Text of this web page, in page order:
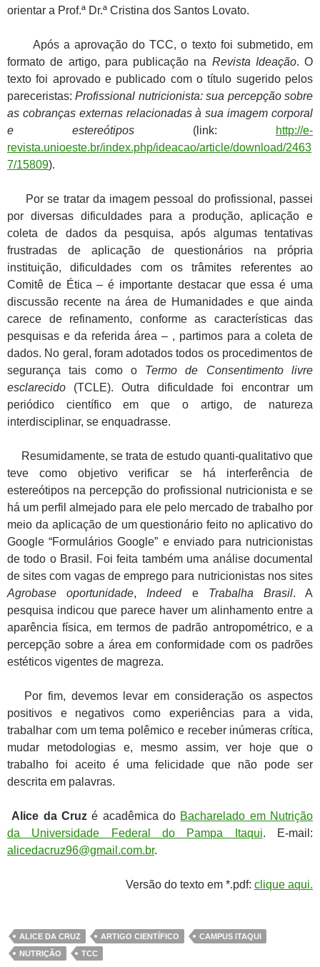
orientar a Prof.ª Dr.ª Cristina dos Santos Lovato.
Após a aprovação do TCC, o texto foi submetido, em
formato de artigo, para publicação na Revista Ideação. O
texto foi aprovado e publicado com o título sugerido pelos
pareceristas:Profissional nutricionista: sua percepção sobre
as cobranças externas relacionadas à sua imagem corporal
e estereótipos (link:
http://e-
revista.unioeste.br/index.php/ideacao/article/download/2463
7/15809).
Por se tratar da imagem pessoal do profissional, passei
por diversas dificuldades para a produção, aplicação e
coleta de dados da pesquisa, após algumas tentativas
frustradas de aplicação de questionários na própria
instituição, dificuldades com os trâmites referentes ao
Comitê de Ética – é importante destacar que essa é uma
discussão recente na área de Humanidades e que ainda
carece de refinamento, conforme as características das
pesquisas e da referida área – , partimos para a coleta de
dados. No geral, foram adotados todos os procedimentos de
segurança tais como o Termo de Consentimento livre
esclarecido (TCLE). Outra dificuldade foi encontrar um
periódico científico em que o artigo, de natureza
interdisciplinar, se enquadrasse.
Resumidamente, se trata de estudo quanti-qualitativo que
teve como objetivo verificar se há interferência de
estereótipos na percepção do profissional nutricionista e se
há um perfil almejado para ele pelo mercado de trabalho por
meio da aplicação de um questionário feito no aplicativo do
Google “Formulários Google” e enviado para nutricionistas
de todo o Brasil. Foi feita também uma análise documental
de sites com vagas de emprego para nutricionistas nos sites
Agrobase oportunidade, Indeed e Trabalha Brasil. A
pesquisa indicou que parece haver um alinhamento entre a
aparência física, em termos de padrão antropométrico, e a
percepção sobre a área em conformidade com os padrões
estéticos vigentes de magreza.
Por fim, devemos levar em consideração os aspectos
positivos e negativos como experiências para a vida,
trabalhar com um tema polêmico e receber inúmeras crítica,
mudar metodologias e, mesmo assim, ver hoje que o
trabalho foi aceito é uma felicidade que não pode ser
descrita em palavras.
Alice da Cruz é acadêmica do Bacharelado em Nutrição
da Universidade Federal do Pampa Itaqui. E-mail:
alicedacruz96@gmail.com.br.
Versão do texto em *.pdf: clique aqui.
ALICE DA CRUZ ARTIGO CIENTÍFICO
CAMPUS ITAQUI
NUTRIÇÃO
TCC